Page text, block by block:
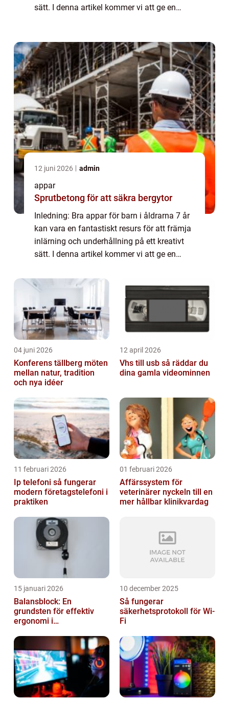
sätt. I denna artikel kommer vi att ge en
12 juni 2026 admin
appar
Sprutbetong för att säkra bergytor
Inledning: Bra appar för barn i åldrarna 7 år
kan vara en fantastiskt resurs för att främja
inlärning och underhållning på ett kreativt
sätt. I denna artikel kommer vi att ge en
denna åldersgrupp, presenter...
04 juni 2026
Konferens tällberg möten
mellan natur, tradition
och nya idéer
12 april 2026
Vhs till usb så räddar du
dina gamla videominnen
11 februari 2026
Ip telefoni så fungerar
modern företagstelefoni i
praktiken
01 februari 2026
Affärssystem för
veterinärer nyckeln till en
mer hållbar klinikvardag
15 januari 2026
Balansblock: En
grundsten för effektiv
ergonomi i
10 december 2025
Så fungerar
säkerhetsprotokoll för Wi-
Fi